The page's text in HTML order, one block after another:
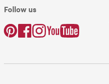
Follow us